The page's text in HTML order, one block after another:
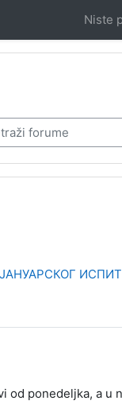
Niste
forume
od ponedeljka, a u